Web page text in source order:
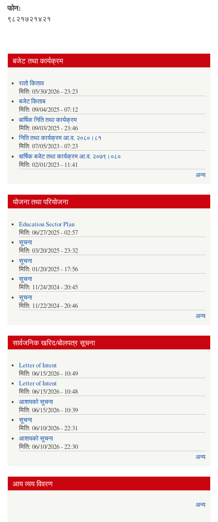
फोन:
९८२१७२१४२१
बजेट तथा कार्यक्रम
रातो किताव
मिति: 05/30/2026 - 23:23
बजेट किताब
मिति: 09/04/2025 - 07:12
बार्षिक निति तथा कार्यक्रम
मिति: 09/03/2025 - 23:46
निति तथा कार्यक्रम आ.व. २०८०।८१
मिति: 07/05/2023 - 07:23
बार्षिक बजेट तथा कार्यक्रम आ.व. २०७९।०८०
मिति: 02/01/2023 - 11:41
अन्य
योजना तथा परियोजना
Education Sector Plan
मिति: 06/27/2025 - 02:57
सूचना
मिति: 03/20/2025 - 23:32
सूचना
मिति: 01/20/2025 - 17:56
सूचना
मिति: 11/24/2024 - 20:45
सूचना
मिति: 11/22/2024 - 20:46
अन्य
सार्वजनिक खरिद/बोलपत्र सूचना
Letter of Intent
मिति: 06/15/2026 - 10:49
Letter of Intent
मिति: 06/15/2026 - 10:48
आशयको सूचना
मिति: 06/15/2026 - 10:39
सूचना
मिति: 06/10/2026 - 22:31
आशयको सूचना
मिति: 06/10/2026 - 22:30
अन्य
आय व्यय विवरण
अन्य